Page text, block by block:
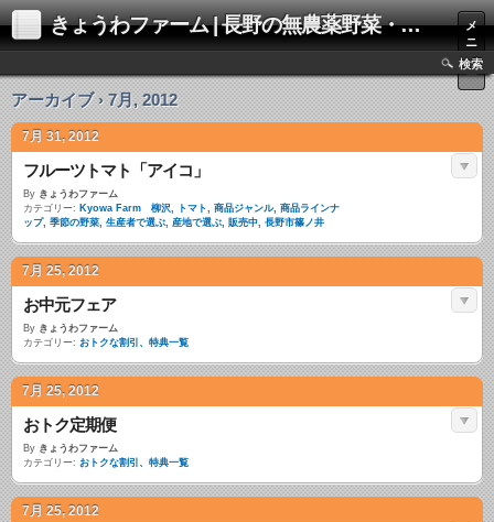
きょうわファーム | 長野の無農薬野菜・お米・りんご通販
メ
ニ
ュ
ー
検索
アーカイブ › 7月, 2012
7月 31, 2012
フルーツトマト「アイコ」
By きょうわファーム
カテゴリー: Kyowa Farm 柳沢, トマト, 商品ジャンル, 商品ラインナ
ップ, 季節の野菜, 生産者で選ぶ, 産地で選ぶ, 販売中, 長野市篠ノ井
7月 25, 2012
お中元フェア
By きょうわファーム
カテゴリー: おトクな割引、特典一覧
7月 25, 2012
おトク定期便
By きょうわファーム
カテゴリー: おトクな割引、特典一覧
7月 25, 2012